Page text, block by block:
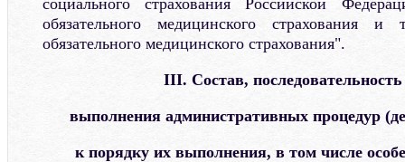
обязательного медицинского страхования и
обязательного медицинского страхования".
III. Состав,
выполнения административных процедур
к порядку их выполнения, в том числе